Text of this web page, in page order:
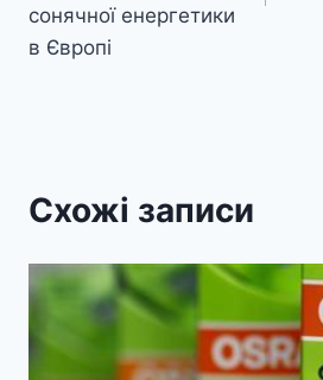
сонячної енергетики
в Європі
Схожі записи